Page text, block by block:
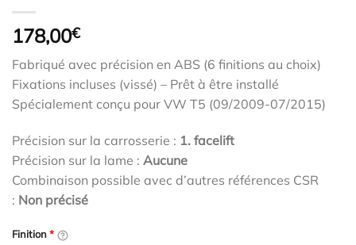
178,00€
Fabriqué avec précision en ABS (6 finitions au choix)
Fixations incluses (vissé) – Prêt à être installé
Spécialement conçu pour VW T5 (09/2009-07/2015)
Précision sur la carrosserie : 1. facelift
Précision sur la lame : Aucune
Combinaison possible avec d’autres références CSR
: Non précisé
Finition*